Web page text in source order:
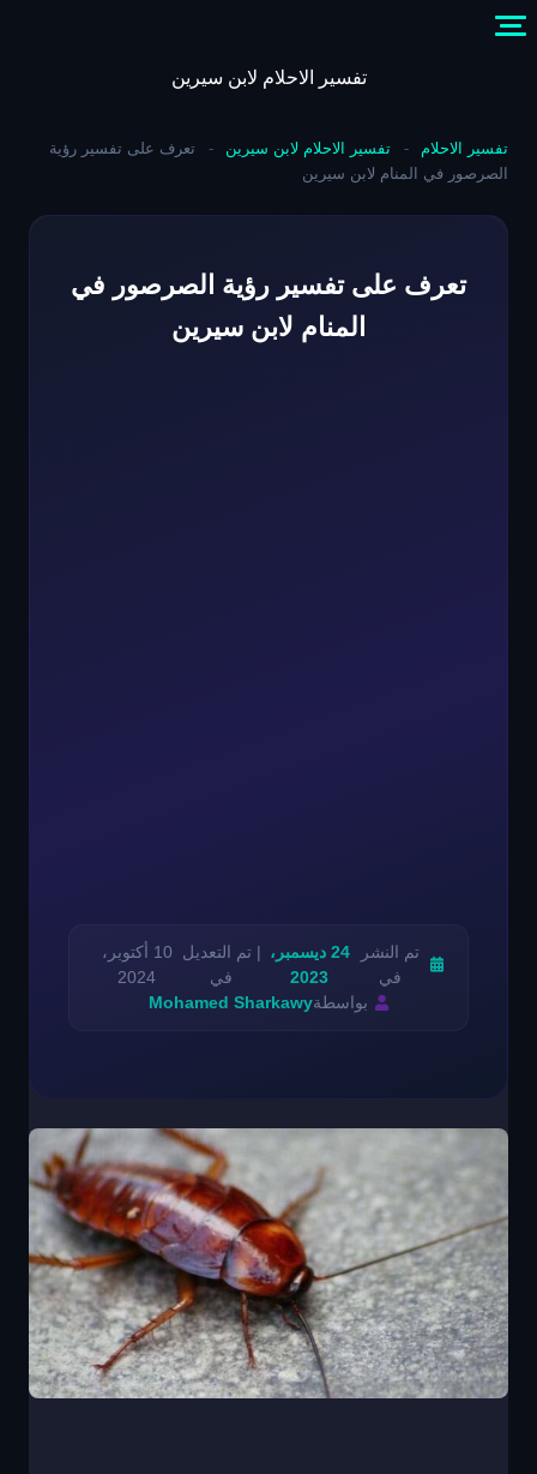
content
تفسير الاحلام لابن سيرين
تفسير الاحلام - تفسير الاحلام لابن سيرين -
تعرف على تفسير رؤية
الصرصور في المنام لابن سيرين
تعرف على تفسير رؤية الصرصور في
المنام لابن سيرين
تم النشر
في
24 ديسمبر،
2023
| تم التعديل
في
10 أكتوبر،
2024
بواسطةMohamed Sharkawy